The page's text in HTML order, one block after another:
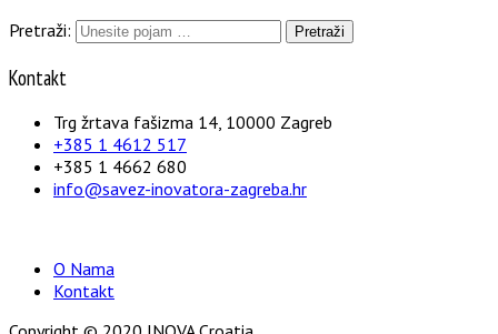
Pretraži:
Kontakt
Trg žrtava fašizma 14, 10000 Zagreb
+385 1 4612 517
+385 1 4662 680
info@savez-inovatora-zagreba.hr
O Nama
Kontakt